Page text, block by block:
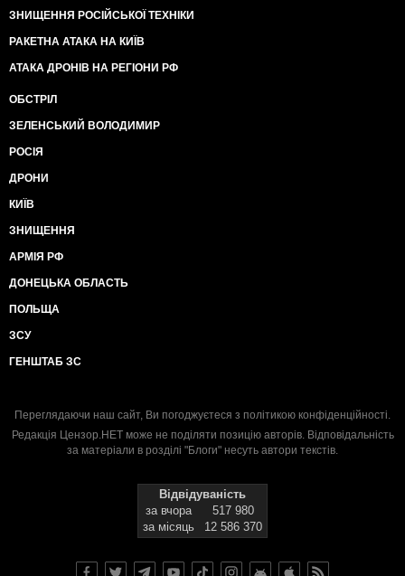
ЗНИЩЕННЯ РОСІЙСЬКОЇ ТЕХНІКИ
РАКЕТНА АТАКА НА КИЇВ
АТАКА ДРОНІВ НА РЕГІОНИ РФ
ОБСТРІЛ
ЗЕЛЕНСЬКИЙ ВОЛОДИМИР
РОСІЯ
ДРОНИ
КИЇВ
ЗНИЩЕННЯ
АРМІЯ РФ
ДОНЕЦЬКА ОБЛАСТЬ
ПОЛЬЩА
ЗСУ
ГЕНШТАБ ЗС
Переглядаючи наш сайт, Ви погоджуєтеся з політикою конфіденційності.
Редакція Цензор.НЕТ може не поділяти позицію авторів. Відповідальність
за матеріали в розділі "Блоги" несуть автори текстів.
Відвідуваність
за вчора
517 980
за місяць
12 586 370